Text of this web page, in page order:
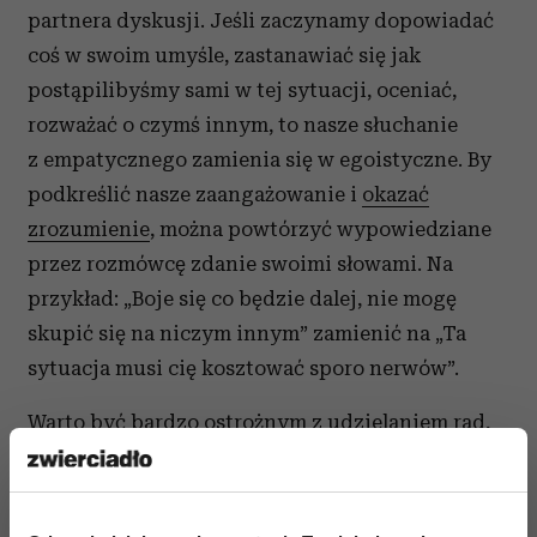
partnera dyskusji. Jeśli zaczynamy dopowiadać
coś w swoim umyśle, zastanawiać się jak
postąpilibyśmy sami w tej sytuacji, oceniać,
rozważać o czymś innym, to nasze słuchanie
z empatycznego zamienia się w egoistyczne. By
podkreślić nasze zaangażowanie i okazać
zrozumienie, można powtórzyć wypowiedziane
przez rozmówcę zdanie swoimi słowami. Na
przykład: „Boje się co będzie dalej, nie mogę
skupić się na niczym innym” zamienić na „Ta
sytuacja musi cię kosztować sporo nerwów”.
Warto być bardzo ostrożnym z udzielaniem rad,
naturalną reakcją większości ludzi będzie
przekonanie, że „Nie jesteś mną, nie możesz